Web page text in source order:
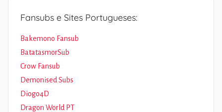
Fansubs e Sites Portugueses:
Bakemono Fansub
BatatasmorSub
Crow Fansub
Demonised Subs
Diogo4D
Dragon World PT